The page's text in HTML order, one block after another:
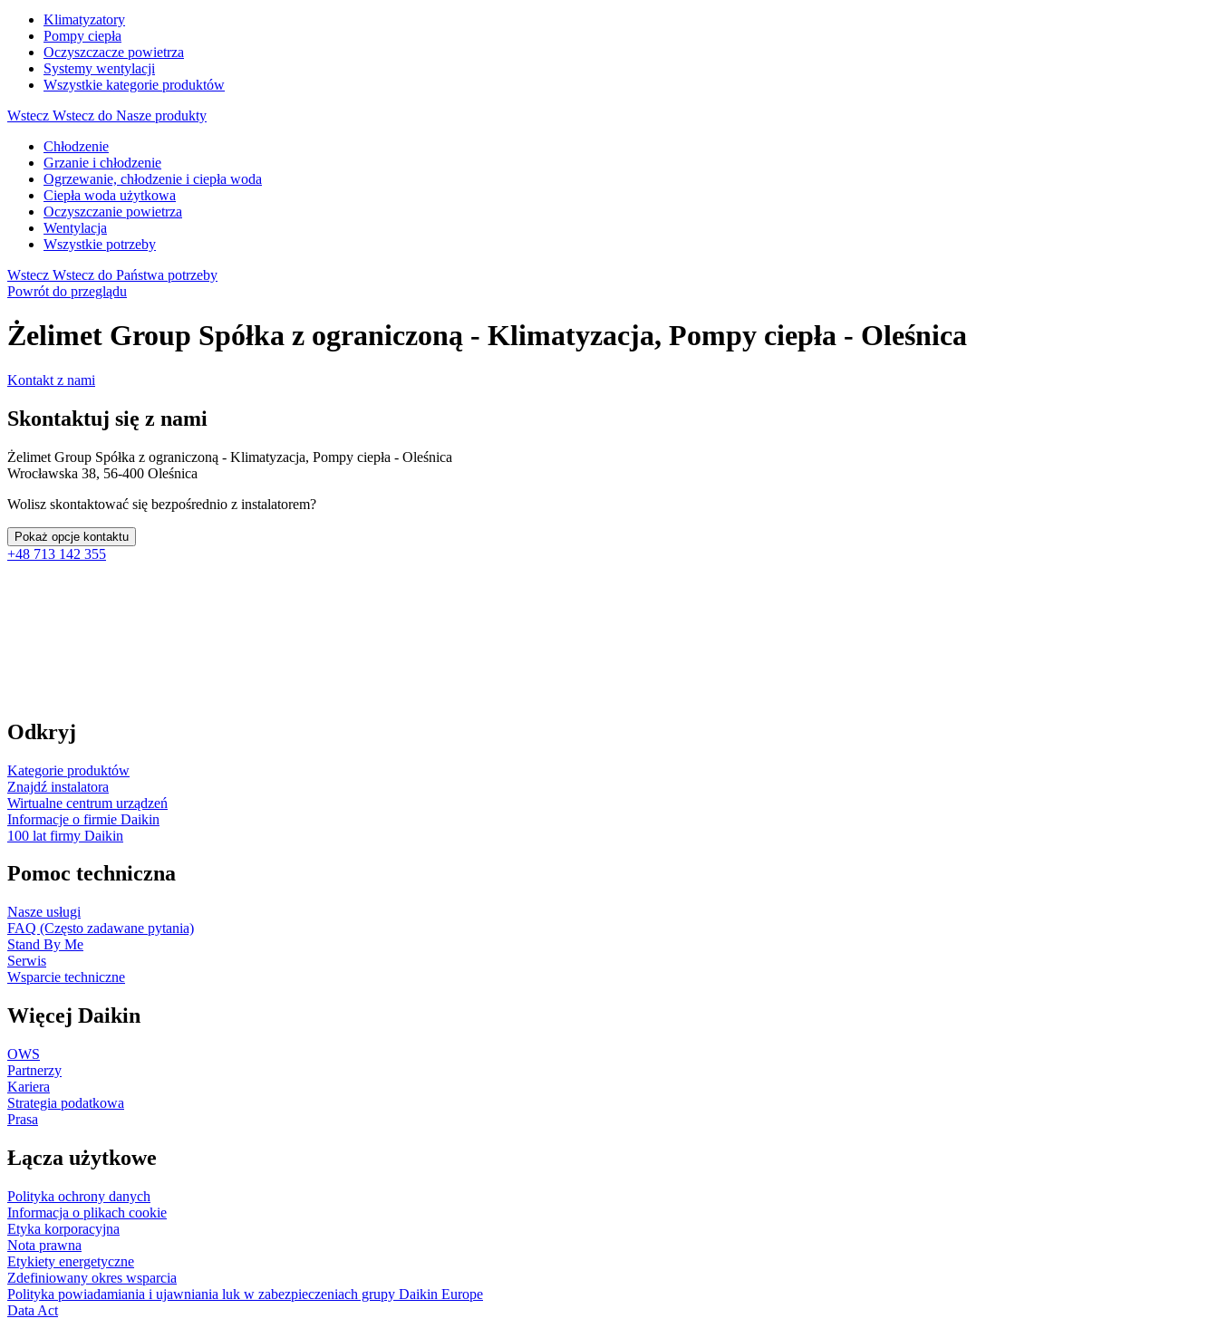
Klimatyzatory
Pompy ciepła
Oczyszczacze powietrza
Systemy wentylacji
Wszystkie kategorie produktów
Wstecz Wstecz do Nasze produkty
Chłodzenie
Grzanie i chłodzenie
Ogrzewanie, chłodzenie i ciepła woda
Ciepła woda użytkowa
Oczyszczanie powietrza
Wentylacja
Wszystkie potrzeby
Wstecz Wstecz do Państwa potrzeby
Powrót do przeglądu
Żelimet Group Spółka z ograniczoną - Klimatyzacja, Pompy ciepła - Oleśnica
Kontakt z nami
Skontaktuj się z nami
Żelimet Group Spółka z ograniczoną - Klimatyzacja, Pompy ciepła - Oleśnica
Wrocławska 38, 56-400 Oleśnica
Wolisz skontaktować się bezpośrednio z instalatorem?
Pokaż opcje kontaktu
+48 713 142 355
Odkryj
Kategorie produktów
Znajdź instalatora
Wirtualne centrum urządzeń
Informacje o firmie Daikin
100 lat firmy Daikin
Pomoc techniczna
Nasze usługi
FAQ (Często zadawane pytania)
Stand By Me
Serwis
Wsparcie techniczne
Więcej Daikin
OWS
Partnerzy
Kariera
Strategia podatkowa
Prasa
Łącza użytkowe
Polityka ochrony danych
Informacja o plikach cookie
Etyka korporacyjna
Nota prawna
Etykiety energetyczne
Zdefiniowany okres wsparcia
Polityka powiadamiania i ujawniania luk w zabezpieczeniach grupy Daikin Europe
Data Act